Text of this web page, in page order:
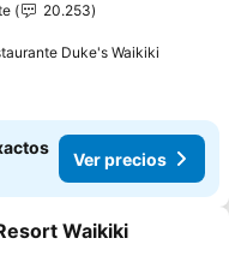
20.253
Duke's Waikiki
Ver precios
a favoritos
Waikiki